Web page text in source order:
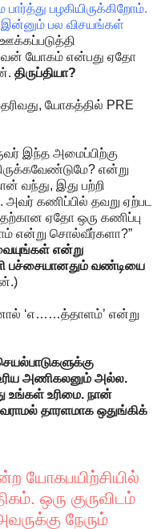
பழகியிருக்கிறோம்.
பல விசயங்கள்
யோகம் என்பது ஏதோ
திருப்தியா?
யோகத்தில் PRE
இந்த அமைப்பிற்கு
என்று
வந்து, இது பற்றி
கணிப்பில் தவறு ஏற்பட
ஏதோ ஒரு கணிப்பு
என்று சொல்வீர்களா?”
என்று
பச்சையானதும் வண்டியை
‘எ……த்தாளம்’ என்று
அணிகலனும் அல்ல.
உங்கள் உரிமை. நான்
வராமல் தாரளமாக ஒதுங்கிக்
யோகபயிற்சியில்
ஒரு குருவிடம்
நேரும்